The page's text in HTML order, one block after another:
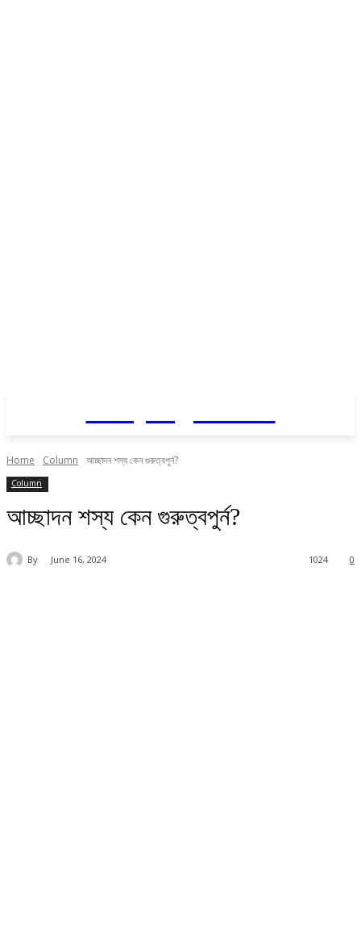
Home Column আচ্ছাদন শস্য কেন গুরুত্বপুর্ন?
Column
আচ্ছাদন শস্য কেন গুরুত্বপুর্ন?
By June 16, 2024 0
1024